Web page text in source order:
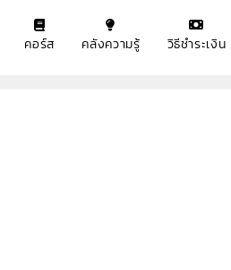
คอร์ส คลังความรู้ วิธีชำระเงิน